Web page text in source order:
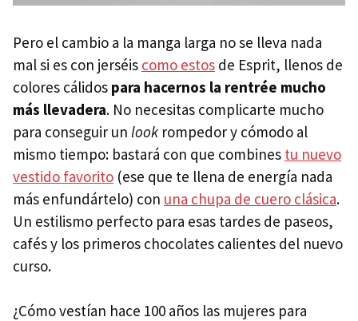
Pero el cambio a la manga larga no se lleva nada
mal si es con jerséis como estos de Esprit, llenos de
colores cálidos para hacernos la rentrée mucho
más llevadera. No necesitas complicarte mucho
para conseguir un look rompedor y cómodo al
mismo tiempo: bastará con que combines tu nuevo
vestido favorito (ese que te llena de energía nada
más enfundártelo) con una chupa de cuero clásica.
Un estilismo perfecto para esas tardes de paseos,
cafés y los primeros chocolates calientes del nuevo
curso.
¿Cómo vestían hace 100 años las mujeres para